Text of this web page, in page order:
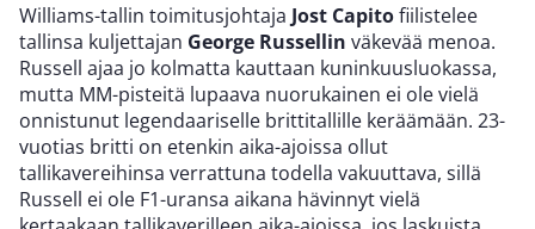
Williams-tallin toimitusjohtaja Jost Capitofiilistelee
tallinsa kuljettajan George Russellin väkevää menoa.
Russell ajaa jo kolmatta kauttaan kuninkuusluokassa,
mutta MM-pisteitä lupaava nuorukainen ei ole vielä
onnistunut legendaariselle brittitallille keräämään. 23-
vuotias britti on etenkin aika-ajoissa ollut
tallikavereihinsa verrattuna todella vakuuttava, sillä
Russell ei ole F1-uransa aikana hävinnyt vielä